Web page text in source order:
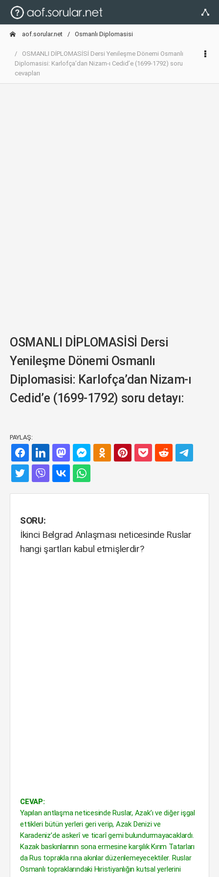
aof.sorular.net Osmanlı Diplomasisi
OSMANLI DİPLOMASİSİ Dersi Yenileşme Dönemi Osmanlı
Diplomasisi: Karlofça’dan Nizam-ı Cedid’e (1699-1792) soru
cevapları
OSMANLI DİPLOMASİSİ Dersi
Yenileşme Dönemi Osmanlı
Diplomasisi: Karlofça’dan Nizam-ı
Cedid’e (1699-1792) soru detayı:
PAYLAŞ:
SORU:
İkinci Belgrad Anlaşması neticesinde Ruslar
hangi şartları kabul etmişlerdir?
CEVAP:
Yapılan antlaşma neticesinde Ruslar, Azak’ı ve diğer işgal
ettikleri bütün yerleri geri verip, Azak Denizi ve
Karadeniz’de askerî ve ticarî gemi bulundurmayacak­lardı.
Kazak baskınlarının sona ermesine karşılık Kırım Tatarları
da Rus toprakla­ rına akınlar düzenlemeyecektiler. Ruslar
Osmanlı topraklarındaki Hıristiyanlığın kutsal yerlerini